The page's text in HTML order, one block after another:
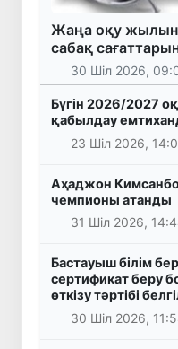
Жаңа оқу
сабақ
30 Шіл 2026,
Бүгін 2026/2027
қабылдау
23 Шіл 2026,
Аҳаджон
чемпионы атанды
31 Шіл 2026,
Бастауыш білім
сертификат беру
өткізу тәртібі
30 Шіл 2026,